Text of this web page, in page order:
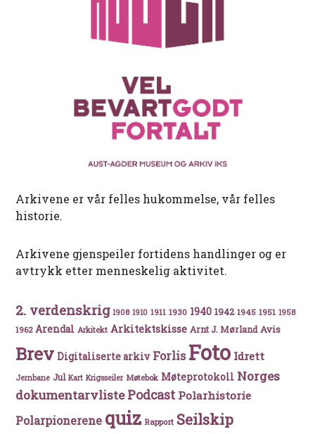
Arkivene er vår felles hukommelse, vår felles
historie.
Arkivene gjenspeiler fortidens handlinger og er
avtrykk etter menneskelig aktivitet.
2. verdenskrig 1908 1910 1911 1930 1940 1942 1945 1951 1958
1962 Arendal Arkitekt Arkitektskisse Arnt J. Mørland Avis
Brev Digitaliserte arkiv Forlis Foto Idrett
Jernbane Jul Kart Krigsseiler Møtebok Møteprotokoll Norges
dokumentarvlistePodcast Polarhistorie
Polarpionerene quiz Rapport Seilskip